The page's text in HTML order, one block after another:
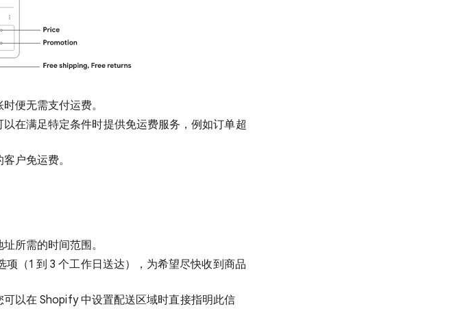
便无需支付运费。
在满足特定条件时提供免运费服务，例如订单超
户免运费。
所需的时间范围。
（1 到 3 个工作日送达），为希望尽快收到商品
以在 Shopify 中设置配送区域时直接指明此信